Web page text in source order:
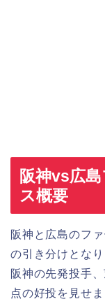
阪神vs広
ス概要
阪神と広島のフ
の引き分けとなり
阪神の先発投手
点の好投を見せま